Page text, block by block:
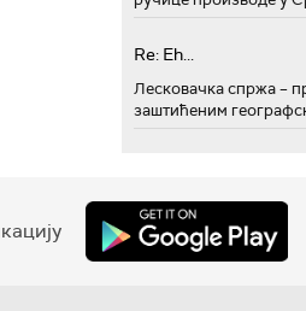
Re: Eh...
Лесковачка спржа –
заштићеним